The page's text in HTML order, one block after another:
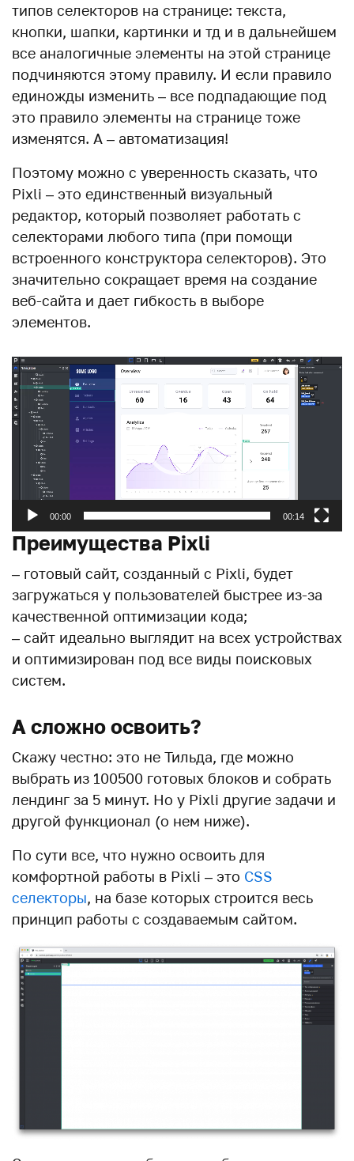
типов селекторов на странице: текста,
кнопки, шапки, картинки и тд и в дальнейшем
все аналогичные элементы на этой странице
подчиняются этому правилу. И если правило
единожды изменить – все подпадающие под
это правило элементы на странице тоже
изменятся. А – автоматизация!
Поэтому можно с уверенность сказать, что
Pixli – это единственный визуальный
редактор, который позволяет работать с
селекторами любого типа (при помощи
встроенного конструктора селекторов). Это
значительно сокращает время на создание
веб-сайта и дает гибкость в выборе
элементов.
Видеоплеер
00:00 00:14
Преимущества Pixli
– готовый сайт, созданный с Pixli, будет
загружаться у пользователей быстрее из-за
качественной оптимизации кода;
– сайт идеально выглядит на всех устройствах
и оптимизирован под все виды поисковых
систем.
А сложно освоить?
Скажу честно: это не Тильда, где можно
выбрать из 100500 готовых блоков и собрать
лендинг за 5 минут. Но у Pixli другие задачи и
другой функционал (о нем ниже).
По сути все, что нужно освоить для
комфортной работы в Pixli – это CSS
селекторы, на базе которых строится весь
принцип работы с создаваемым сайтом.